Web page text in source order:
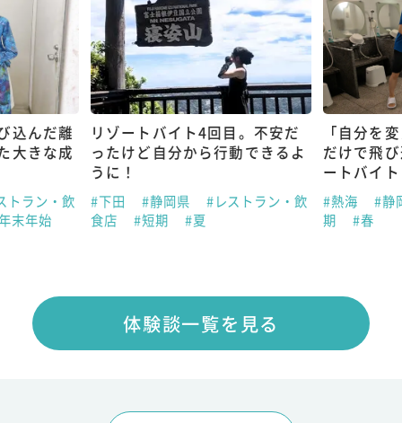
込んだ離
大きな成
トラン・飲
末年始
リゾートバイト4回目。不安だ
ったけど自分から行動できるよ
うに！
#下田 #静岡県
#レストラン・飲
食店
#短期 #夏
「自分を
だけで飛
ートバイト
#熱海
#静
期
#春
体験談一覧を見る